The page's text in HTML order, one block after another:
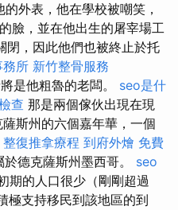
的外表，他在學校被嘲笑，
臉，並在他出生的屠宰場工
閉，因此他們也被終止於托
務所 新竹整骨服務
是他粗魯的老闆。 seo是什
查 那是兩個傢伙出現在現
斯州的六個嘉年華，一個
整復推拿療程 到府外燴 免費
德克薩斯州墨西哥。 seo
期的人口很少（剛剛超過
極支持移民到該地區的到